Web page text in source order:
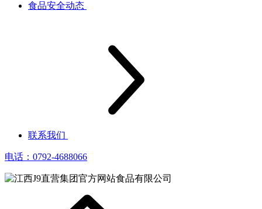
食品安全动态
联系我们
电话：0792-4688066